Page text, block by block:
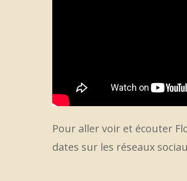
Pour aller voir et écouter
dates sur les réseaux